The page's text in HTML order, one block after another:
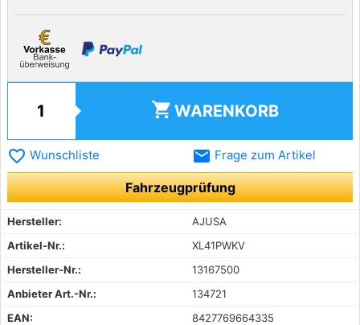
shopping_cart WARENKORB
favorite_border Wunschliste email Frage zum Artikel
Fahrzeugprüfung
Hersteller:
AJUSA
Artikel-Nr.:
XL41PWKV
Hersteller-Nr.:
13167500
Anbieter Art.-Nr.:
134721
EAN:
8427769664335